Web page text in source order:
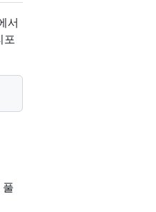
서
포